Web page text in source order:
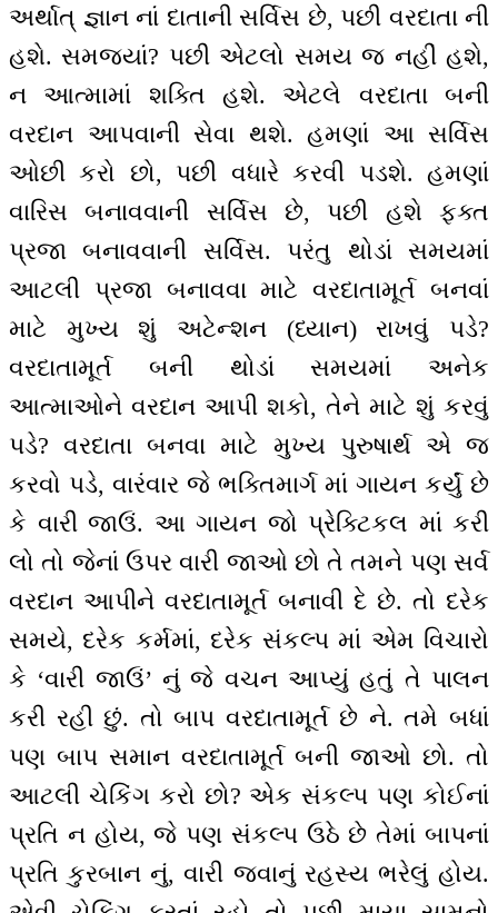
અર્થાત્ જ્ઞાન નાં દાતાની સર્વિસ છે, પછી વરદાતા ની
હશે. સમજ્યાં? પછી એટલો સમય જ નહીં હશે,
ન આત્મામાં શક્તિ હશે. એટલે વરદાતા બની
વરદાન આપવાની સેવા થશે. હમણાં આ સર્વિસ
ઓછી કરો છો, પછી વધારે કરવી પડશે. હમણાં
વારિસ બનાવવાની સર્વિસ છે, પછી હશે ફક્ત
પ્રજા બનાવવાની સર્વિસ. પરંતુ થોડાં સમયમાં
આટલી પ્રજા બનાવવા માટે વરદાતામૂર્ત બનવાં
માટે મુખ્ય શું અટેન્શન (ધ્યાન) રાખવું પડે?
વરદાતામૂર્ત બની થોડાં સમયમાં અનેક
આત્માઓને વરદાન આપી શકો, તેને માટે શું કરવું
પડે? વરદાતા બનવા માટે મુખ્ય પુરુષાર્થ એ જ
કરવો પડે, વારંવાર જે ભક્તિમાર્ગ માં ગાયન કર્યું છે
કે વારી જાઉં. આ ગાયન જો પ્રેક્ટિકલ માં કરી
લો તો જેનાં ઉપર વારી જાઓ છો તે તમને પણ સર્વ
વરદાન આપીને વરદાતામૂર્ત બનાવી દે છે. તો દરેક
સમયે, દરેક કર્મમાં, દરેક સંકલ્પ માં એમ વિચારો
કે ‘વારી જાઉં’ નું જે વચન આપ્યું હતું તે પાલન
કરી રહી છું. તો બાપ વરદાતામૂર્ત છે ને. તમે બધાં
પણ બાપ સમાન વરદાતામૂર્ત બની જાઓ છો. તો
આટલી ચેકિંગ કરો છો? એક સંકલ્પ પણ કોઈનાં
પ્રતિ ન હોય, જે પણ સંકલ્પ ઉઠે છે તેમાં બાપનાં
પ્રતિ કુરબાન નું, વારી જવાનું રહસ્ય ભરેલું હોય.